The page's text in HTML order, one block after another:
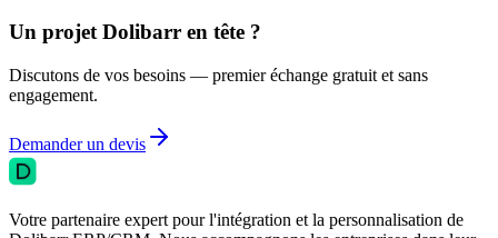
Un projet Dolibarr en tête ?
Discutons de vos besoins — premier échange gratuit et sans
engagement.
Demander un devis
Votre partenaire expert pour l'intégration et la personnalisation de